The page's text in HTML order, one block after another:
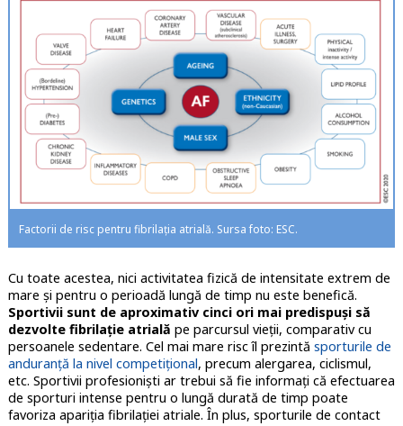
Factorii de risc pentru fibrilația atrială. Sursa foto: ESC.
Cu toate acestea, nici activitatea fizică de intensitate extrem de
mare și pentru o perioadă lungă de timp nu este benefică.
Sportivii sunt de aproximativ cinci ori mai predispuși să
dezvolte fibrilație atrială pe parcursul vieții, comparativ cu
persoanele sedentare. Cel mai mare risc îl prezintă sporturile de
anduranță la nivel competițional, precum alergarea, ciclismul,
etc. Sportivii profesioniști ar trebui să fie informați că efectuarea
de sporturi intense pentru o lungă durată de timp poate
favoriza apariția fibrilației atriale. În plus, sporturile de contact